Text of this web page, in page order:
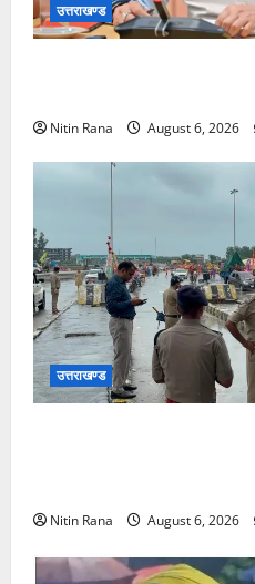
उत्तराखण्ड
Nitin Rana August 6, 2026
उत्तराखण्ड
Nitin Rana August 6, 2026